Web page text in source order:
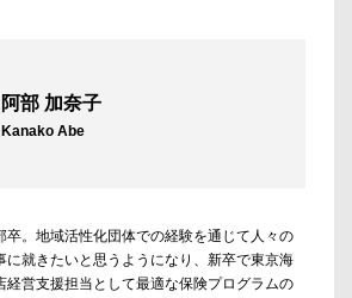
阿部 加奈子
Kanako Abe
卒。地域活性化団体での経験を通じて人々の
に就きたいと思うようになり、新卒で東京海
経営支援担当として最適な保険プログラムの